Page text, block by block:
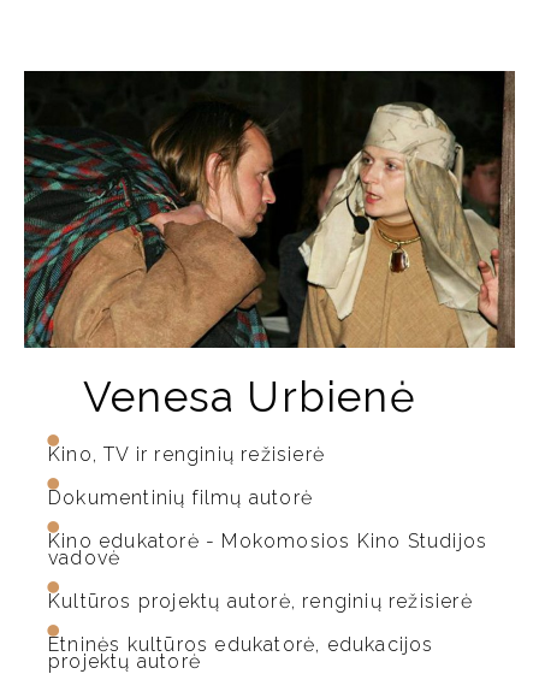
Venesa Urbienė
Kino, TV ir renginių režisierė
Dokumentinių filmų autorė
Kino edukatorė - Mokomosios Kino Studijos
vadovė
Kultūros projektų autorė, renginių režisierė
Etninės kultūros edukatorė, edukacijos
projektų autorė